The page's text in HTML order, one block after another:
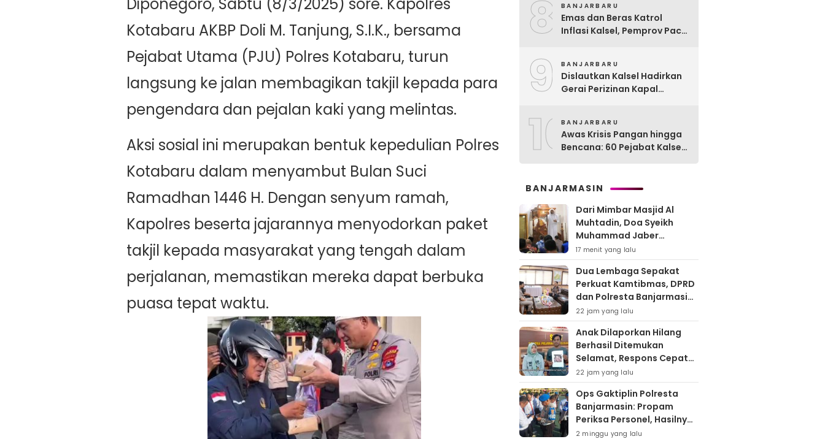
Kotabaru AKBP Doli M. Tanjung, S.I.K., bersama
Pejabat Utama (PJU) Polres Kotabaru, turun
langsung ke jalan membagikan takjil kepada para
pengendara dan pejalan kaki yang melintas.
Aksi sosial ini merupakan bentuk kepedulian Polres
Kotabaru dalam menyambut Bulan Suci
Ramadhan 1446 H. Dengan senyum ramah,
Kapolres beserta jajarannya menyodorkan paket
takjil kepada masyarakat yang tengah dalam
perjalanan, memastikan mereka dapat berbuka
puasa tepat waktu.
8 BANJARBARU
Emas dan Beras Katrol
Inflasi Kalsel, Pemprov Pacu
9 BANJARBARU
Dislautkan Kalsel Hadirkan
Gerai Perizinan Kapal
Kotabaru
10BANJARBARU
Awas Krisis Pangan hingga
Bencana: 60 Pejabat Kalsel-
Radikal!
BANJARMASIN
Dari Mimbar Masjid Al
Muhtadin, Doa Syeikh
Muhammad Jaber
Menguatkan Jajaran
Polresta Banjarmasin
17 menit yang lalu
Dua Lembaga Sepakat
Perkuat Kamtibmas, DPRD
dan Polresta Banjarmasin
Pertajam Sinergi “Kayuh
Baimbai”
22 jam yang lalu
Anak Dilaporkan Hilang
Berhasil Ditemukan
Selamat, Respons Cepat
Polresta Banjarmasin Tuai
Apresiasi Orang Tua
22 jam yang lalu
Ops Gaktiplin Polresta
Banjarmasin: Propam
Periksa Personel, Hasilnya
Nihil Pelanggaran
2 minggu yang lalu